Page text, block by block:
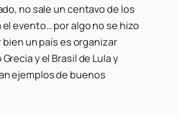
no sale un centavo de los
evento… por algo no se hizo
bien un país es organizar
y el Brasil de Lula y
ejemplos de buenos